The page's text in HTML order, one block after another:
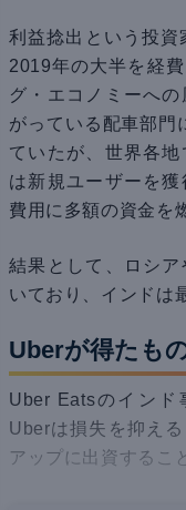
利益捻出という投
2019年の大半を経
グ・エコノミーへ
がっている配車部門
ていたが、世界各
は新規ユーザーを
費用に多額の資金を
結果として、ロシ
いており、インドは
Uberが得たも
Uber Eatsのインド
Uberは損失を抑え
アップに出資するこ